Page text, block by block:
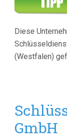
Diese
(Westfalen)
GmbH